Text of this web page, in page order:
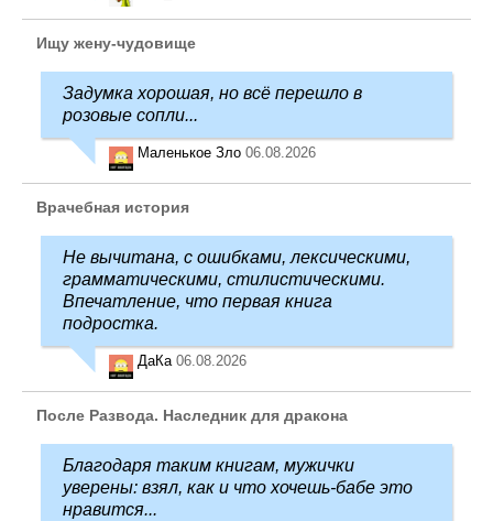
Ищу жену-чудовище
Задумка хорошая, но всё перешло в
розовые сопли...
Маленькое Зло 06.08.2026
Врачебная история
Не вычитана, с ошибками, лексическими,
грамматическими, стилистическими.
Впечатление, что первая книга
подростка.
ДаКа 06.08.2026
После Развода. Наследник для дракона
Благодаря таким книгам, мужички
уверены: взял, как и что хочешь-бабе это
нравится...